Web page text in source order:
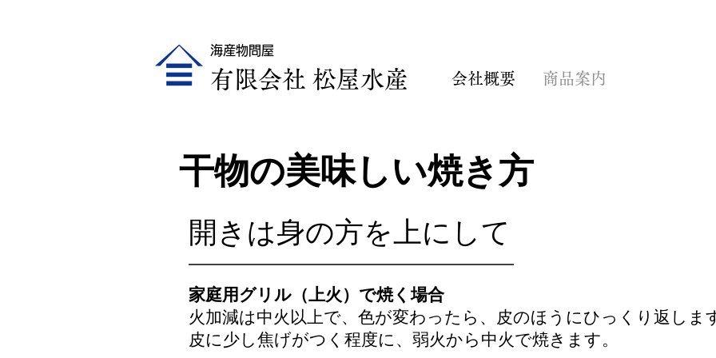
​有限会社 松屋水産
海産物問屋
会社概要 商品案内
干物の美味しい焼き方
開きは身の方を上にして
家庭用グリル（上火）で焼く場合
火加減は中火以上で、色が変わったら、皮のほうにひっくり返しま
皮に少し焦げがつく程度に、弱火から中火で焼きます。